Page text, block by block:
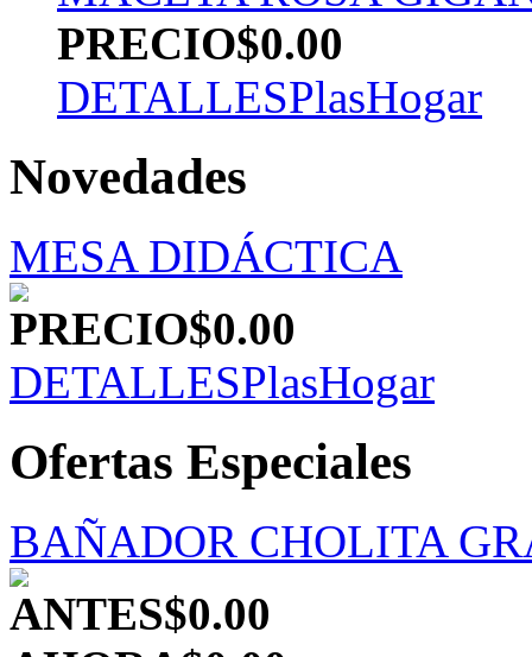
PRECIO$0.00
DETALLESPlasHogar
Novedades
MESA DIDÁCTICA
PRECIO$0.00
DETALLESPlasHogar
Ofertas Especiales
BAÑADOR CHOLITA
ANTES$0.00